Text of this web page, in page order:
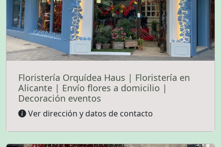
Floristería Orquídea Haus | Floristería en
Alicante | Envío flores a domicilio |
Decoración eventos
Ver dirección y datos de contacto